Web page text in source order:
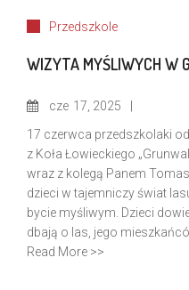
Przedszkole
WIZYTA MYŚLIWYCH W
cze 17, 2025
17 czerwca przedszkolaki
z Koła Łowieckiego
wraz z kolegą Panem
dzieci w tajemniczy świat
bycie myśliwym. Dzieci
dbają o las, jego
Read More >>